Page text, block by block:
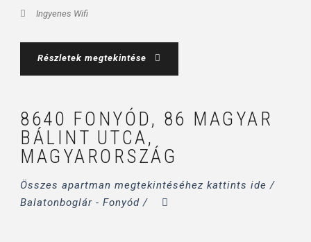
Ingyenes Wifi
Részletek megtekintése
8640 FONYÓD, 86 MAGYAR
BÁLINT UTCA,
MAGYARORSZÁG
Összes apartman megtekintéséhez kattints ide /
Balatonboglár - Fonyód /